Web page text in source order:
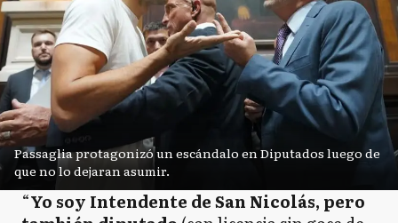
Passaglia protagonizó un escándalo en Diputados luego de
que no lo dejaran asumir.
“Yo soy Intendente de San Nicolás, pero